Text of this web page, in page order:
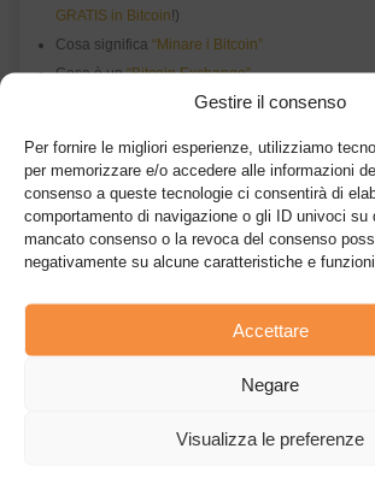
Gestire il consenso
Per fornire le migliori esperienze, utilizziamo
per memorizzare e/o accedere alle informazioni
consenso a queste tecnologie ci consentirà di
comportamento di navigazione o gli ID univoci su
mancato consenso o la revoca del consenso
negativamente su alcune caratteristiche e funzioni.
Accettare
Negare
Visualizza le preferenze
GRATIS in Bitcoin!)
Cosa significa “Minare i Bitcoin”
Cosa è un“Bitcoin Exchange”
“ICO – Initial Coin Offerings”
sapere di